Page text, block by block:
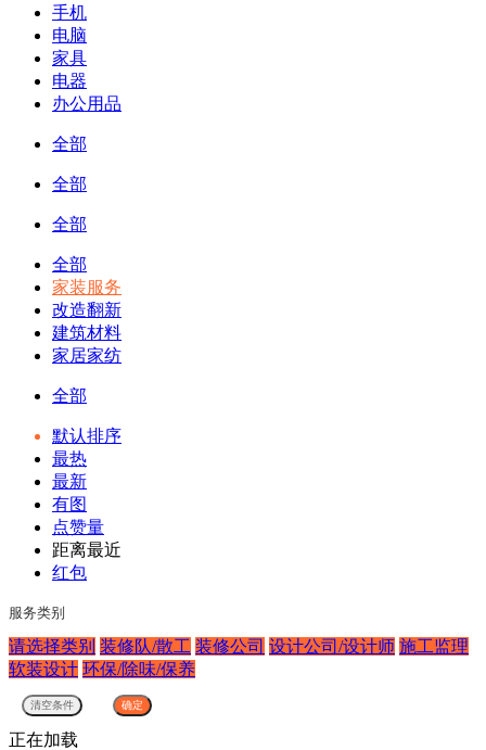
手机
电脑
家具
电器
办公用品
全部
全部
全部
全部
家装服务
改造翻新
建筑材料
家居家纺
全部
默认排序
最热
最新
有图
点赞量
距离最近
红包
服务类别
请选择类别 装修队/散工 装修公司 设计公司/设计师 施工监理
软装设计 环保/除味/保养
正在加载